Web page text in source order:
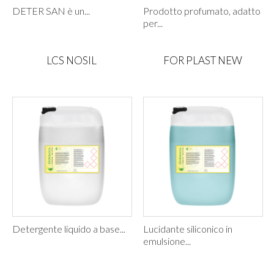
DETER SAN è un...
Prodotto profumato, adatto
per...
LCS NOSIL
Detergente liquido a base...
FOR PLAST NEW
Lucidante siliconico in
emulsione...